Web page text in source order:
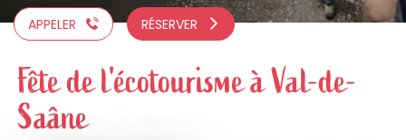
APPELER RÉSERVER
Fête de l'écotourisme à Val-de-
Saâne